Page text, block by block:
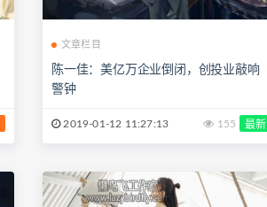
文章栏目
陈一佳：美亿万企业倒闭，创投业敲响
警钟
2019-01-12 11:27:13 155 最新